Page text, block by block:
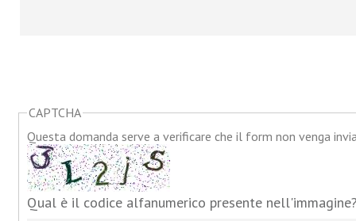
CAPTCHA
Questa domanda serve a verificare che il form non venga
Qual è il codice alfanumerico presente